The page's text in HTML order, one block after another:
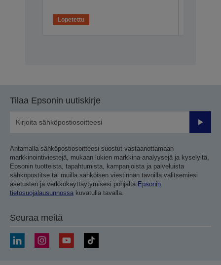
Lopetettu
Tilaa Epsonin uutiskirje
Lähetä
Antamalla sähköpostiosoitteesi suostut vastaanottamaan
markkinointiviestejä, mukaan lukien markkina-analyysejä ja kyselyitä,
Epsonin tuotteista, tapahtumista, kampanjoista ja palveluista
sähköpostitse tai muilla sähköisen viestinnän tavoilla valitsemiesi
asetusten ja verkkokäyttäytymisesi pohjalta Epsonin
tietosuojalausunnossa kuvatulla tavalla.
Seuraa meitä